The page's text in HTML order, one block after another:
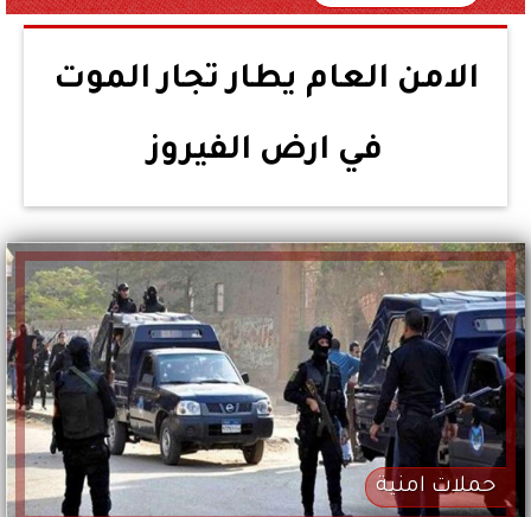
الامن العام يطار تجار الموت
في ارض الفيروز
حملات امنية